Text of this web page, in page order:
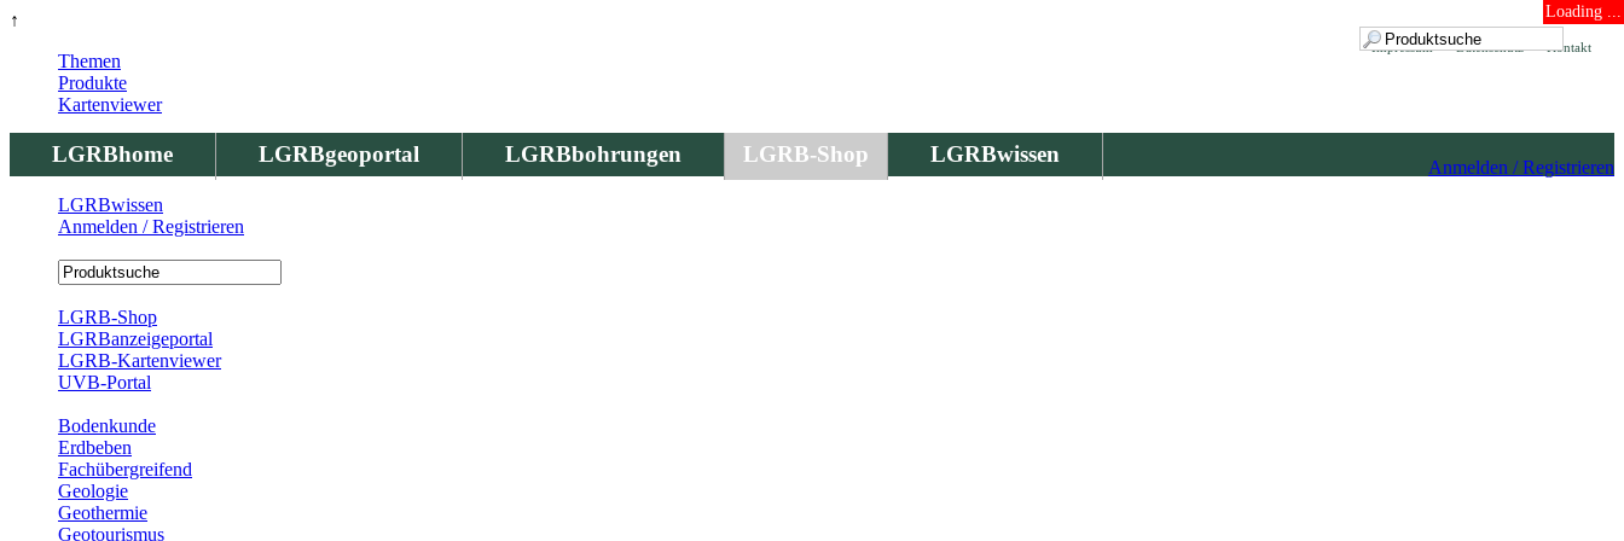
↑ Loading ...
Kontakt
Datenschutz
Impressum
LGRBhome LGRBgeoportal LGRBbohrungen LGRB-Shop LGRBwissen
Anmelden / Registrieren
Themen
Produkte
Kartenviewer
LGRBwissen
Anmelden / Registrieren
LGRB-Shop
LGRBanzeigeportal
LGRB-Kartenviewer
UVB-Portal
Bodenkunde
Erdbeben
Fachübergreifend
Geologie
Geothermie
Geotourismus